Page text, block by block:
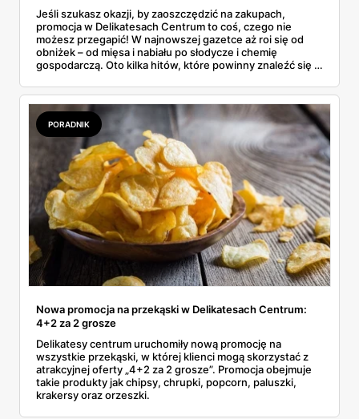
Jeśli szukasz okazji, by zaoszczędzić na zakupach,
promocja w Delikatesach Centrum to coś, czego nie
możesz przegapić! W najnowszej gazetce aż roi się od
obniżek – od mięsa i nabiału po słodycze i chemię
gospodarczą. Oto kilka hitów, które powinny znaleźć się w
PORADNIK
Nowa promocja na przekąski w Delikatesach Centrum:
4+2 za 2 grosze
Delikatesy centrum uruchomiły nową promocję na
wszystkie przekąski, w której klienci mogą skorzystać z
atrakcyjnej oferty „4+2 za 2 grosze”. Promocja obejmuje
takie produkty jak chipsy, chrupki, popcorn, paluszki,
krakersy oraz orzeszki.